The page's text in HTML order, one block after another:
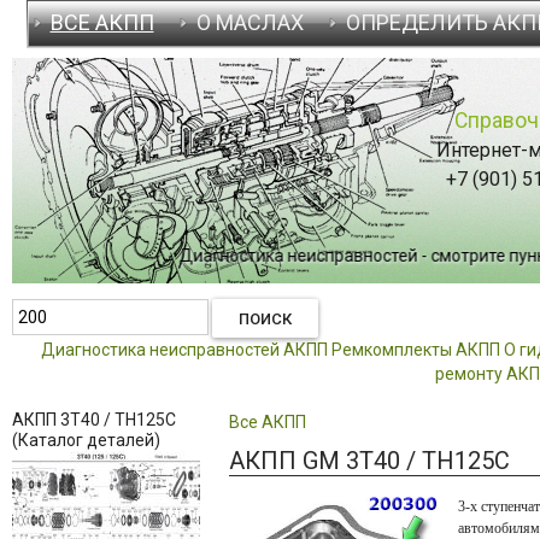
ВСЕ АКПП О МАСЛАХ ОПРЕДЕЛИТЬ
Интернет-
+7 (901)
Диагностика неисправностей - смотрите
Диагностика неисправностей АКПП Ремкомплекты АКПП О
ремонту
АКПП 3T40 / TH125C
(Каталог деталей)
Все АКПП
АКПП GM 3T40 / TH125C
3-х